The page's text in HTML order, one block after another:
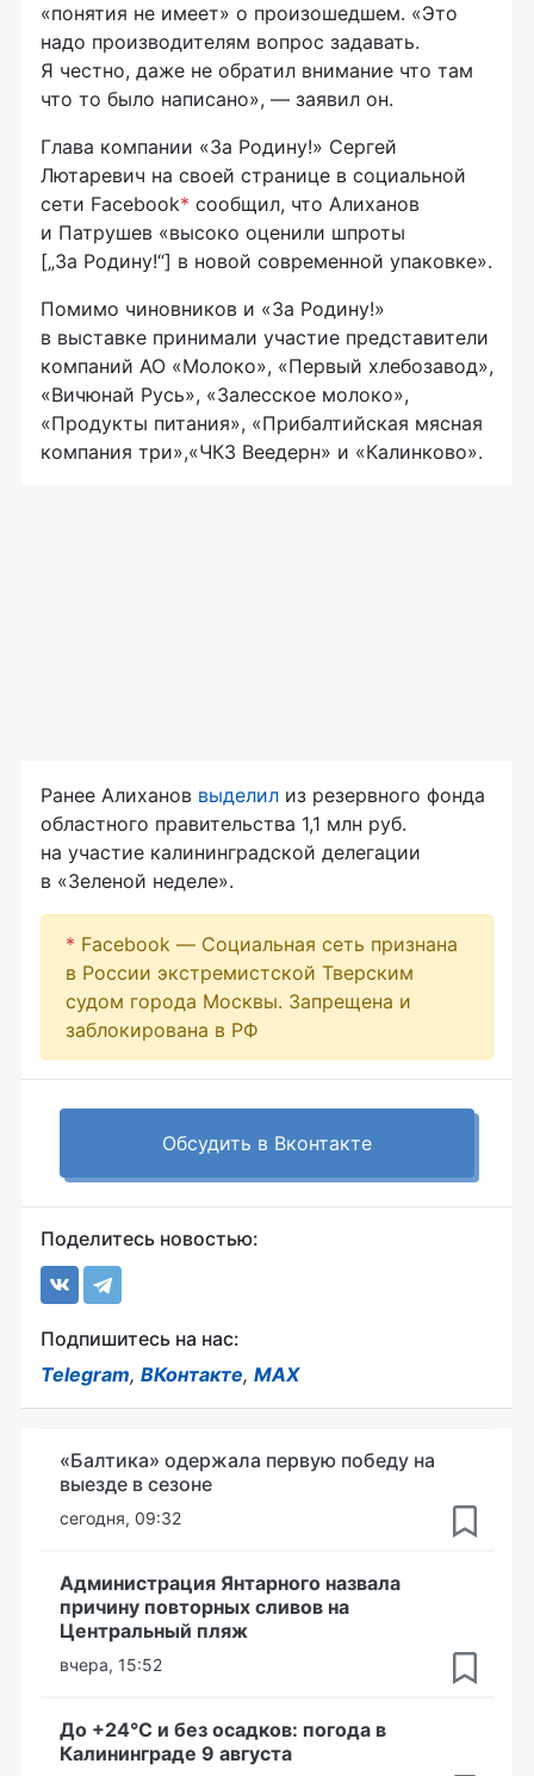
«понятия не имеет» о произошедшем. «Это
надо производителям вопрос задавать.
Я честно, даже не обратил внимание что там
что то было написано», — заявил он.
Глава компании «За Родину!» Сергей
Лютаревич на своей странице в социальной
сети Facebook* сообщил, что Алиханов
и Патрушев «высоко оценили шпроты
[„За Родину!“] в новой современной упаковке».
Помимо чиновников и «За Родину!»
в выставке принимали участие представители
компаний АО «Молоко», «Первый хлебозавод»,
«Вичюнай Русь», «Залесское молоко»,
«Продукты питания», «Прибалтийская мясная
компания три»,«ЧКЗ Веедерн» и «Калинково».
Ранее Алиханов выделил из резервного фонда
областного правительства 1,1 млн руб.
на участие калининградской делегации
в «Зеленой неделе».
* Facebook — Социальная сеть признана
в России экстремистской Тверским
судом города Москвы. Запрещена и
заблокирована в РФ
Обсудить в Вконтакте
Поделитесь новостью:
Подпишитесь на нас:
Telegram, ВКонтакте, MAX
«Балтика» одержала первую победу на
выезде в сезоне
сегодня, 09:32
Администрация Янтарного назвала
причину повторных сливов на
Центральный пляж
вчера, 15:52
До +24°С и без осадков: погода в
Калининграде 9 августа